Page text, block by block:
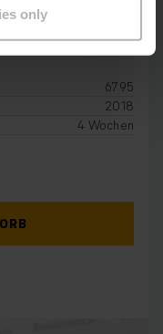
only
6795
2018
4 Wochen